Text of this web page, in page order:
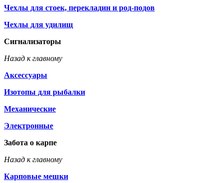
Чехлы для стоек, перекладин и род-подов
Чехлы для удилищ
Сигнализаторы
Назад к главному
Аксессуары
Изотопы для рыбалки
Механические
Электронные
Забота о карпе
Назад к главному
Карповые мешки